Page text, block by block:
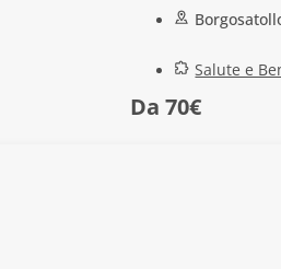
Salute e
Da 70€